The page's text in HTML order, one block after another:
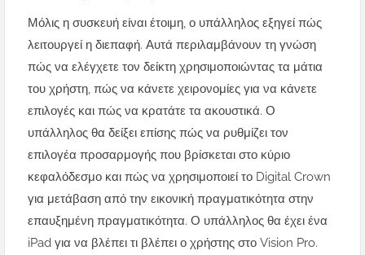
Μόλις η συσκευή είναι έτοιμη, ο υπάλληλος εξηγεί πώς
λειτουργεί η διεπαφή. Αυτά περιλαμβάνουν τη γνώση
πώς να ελέγχετε τον δείκτη χρησιμοποιώντας τα μάτια
του χρήστη, πώς να κάνετε χειρονομίες για να κάνετε
επιλογές και πώς να κρατάτε τα ακουστικά. Ο
υπάλληλος θα δείξει επίσης πώς να ρυθμίζει τον
επιλογέα προσαρμογής που βρίσκεται στο κύριο
κεφαλόδεσμο και πώς να χρησιμοποιεί το Digital Crown
για μετάβαση από την εικονική πραγματικότητα στην
επαυξημένη πραγματικότητα. Ο υπάλληλος θα έχει ένα
iPad για να βλέπει τι βλέπει ο χρήστης στο Vision Pro.